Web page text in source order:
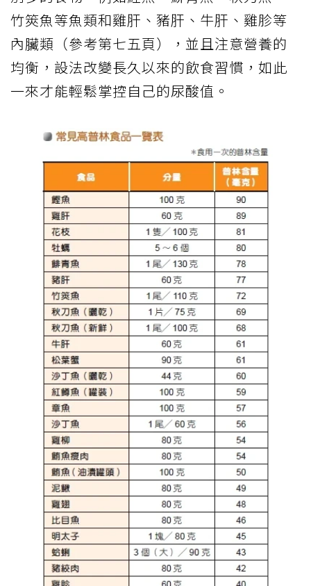
竹筴魚等魚類和雞肝、豬肝、牛肝、雞胗等
內臟類（參考第七五頁），並且注意營養的
均衡，設法改變長久以來的飲食習慣，如此
一來才能輕鬆掌控自己的尿酸值。